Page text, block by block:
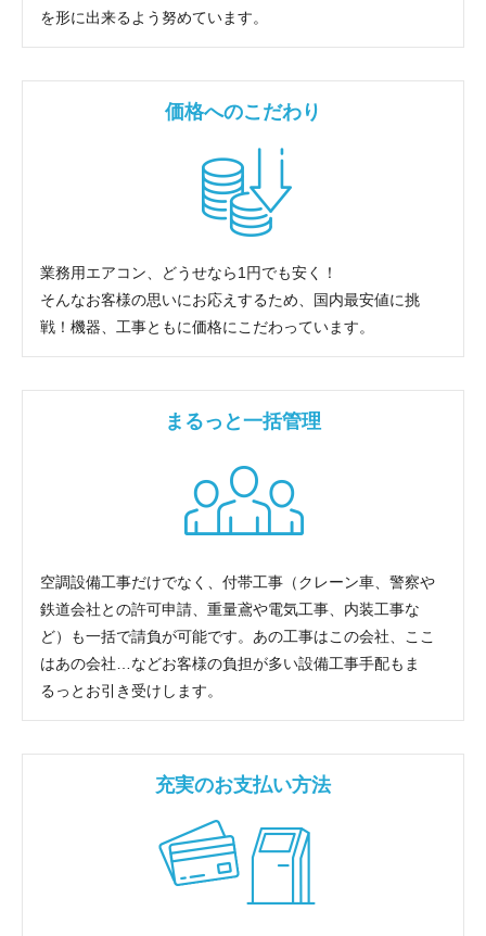
を形に出来るよう努めています。
価格へのこだわり
業務用エアコン、どうせなら1円でも安く！
そんなお客様の思いにお応えするため、国内最安値に挑
戦！機器、工事ともに価格にこだわっています。
まるっと一括管理
空調設備工事だけでなく、付帯工事（クレーン車、警察や
鉄道会社との許可申請、重量鳶や電気工事、内装工事な
ど）も一括で請負が可能です。あの工事はこの会社、ここ
はあの会社…などお客様の負担が多い設備工事手配もま
るっとお引き受けします。
充実のお支払い方法